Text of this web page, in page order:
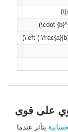
على قوى
يتأثر عندما